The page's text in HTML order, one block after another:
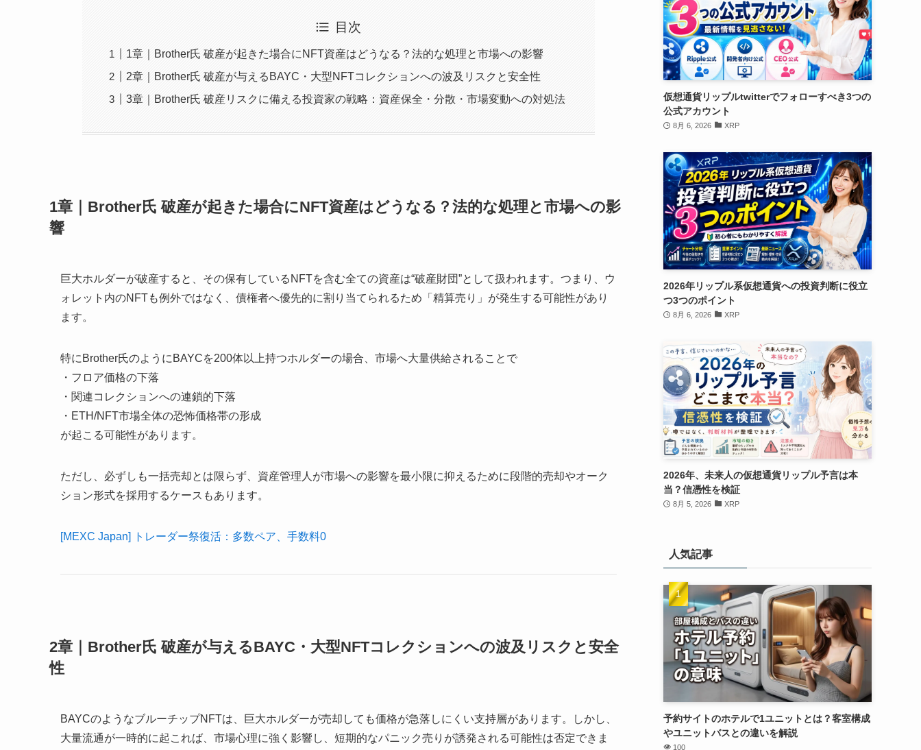
目次
1章｜Brother氏 破産が起きた場合にNFT資産はどうなる？法的な処理と市場への影響
2章｜Brother氏 破産が与えるBAYC・大型NFTコレクションへの波及リスクと安全性
3章｜Brother氏 破産リスクに備える投資家の戦略：資産保全・分散・市場変動への対処法
1章｜Brother氏 破産が起きた場合にNFT資産はどうなる？法的な処理と市場への影
響
巨大ホルダーが破産すると、その保有しているNFTを含む全ての資産は“破産財団”として扱われます。つまり、ウ
ォレット内のNFTも例外ではなく、債権者へ優先的に割り当てられるため「精算売り」が発生する可能性があり
ます。
特にBrother氏のようにBAYCを200体以上持つホルダーの場合、市場へ大量供給されることで
・フロア価格の下落
・関連コレクションへの連鎖的下落
・ETH/NFT市場全体の恐怖価格帯の形成
が起こる可能性があります。
ただし、必ずしも一括売却とは限らず、資産管理人が市場への影響を最小限に抑えるために段階的売却やオーク
ション形式を採用するケースもあります。
[MEXC Japan] トレーダー祭復活：多数ペア、手数料0
2章｜Brother氏 破産が与えるBAYC・大型NFTコレクションへの波及リスクと安全
性
BAYCのようなブルーチップNFTは、巨大ホルダーが売却しても価格が急落しにくい支持層があります。しかし、
大量流通が一時的に起これば、市場心理に強く影響し、短期的なパニック売りが誘発される可能性は否定できま
仮想通貨リップルtwitterでフォローすべき3つの
公式アカウント
8月 6, 2026 XRP
2026年リップル系仮想通貨への投資判断に役立
つ3つのポイント
8月 6, 2026 XRP
2026年、未来人の仮想通貨リップル予言は本
当？信憑性を検証
8月 5, 2026 XRP
人気記事
予約サイトのホテルで1ユニットとは？客室構成
やユニットバスとの違いを解説
100